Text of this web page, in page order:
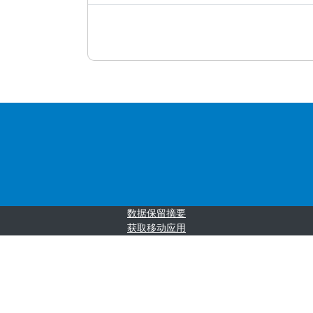
‎数据保留摘要‎
获取移动应用